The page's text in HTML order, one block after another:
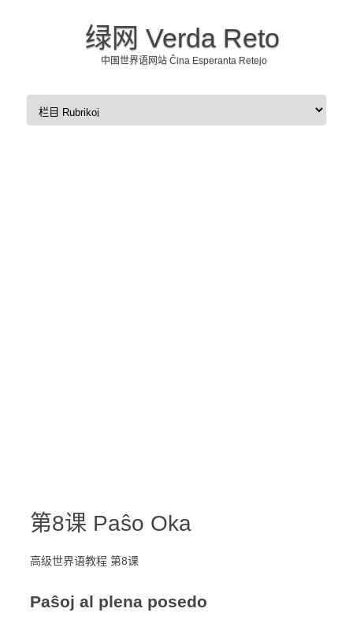
绿网 Verda Reto
中国世界语网站 Ĉina Esperanta Retejo
Skip to content
第8课 Paŝo Oka
高级世界语教程 第8课
Paŝoj al plena posedo